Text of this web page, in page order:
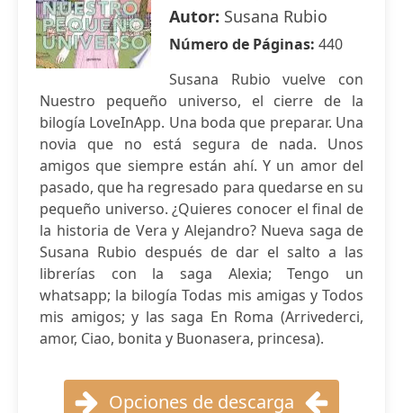
Autor: Susana Rubio
Número de Páginas: 440
Susana Rubio vuelve con
Nuestro pequeño universo, el cierre de la
bilogía LoveInApp. Una boda que preparar. Una
novia que no está segura de nada. Unos
amigos que siempre están ahí. Y un amor del
pasado, que ha regresado para quedarse en su
pequeño universo. ¿Quieres conocer el final de
la historia de Vera y Alejandro? Nueva saga de
Susana Rubio después de dar el salto a las
librerías con la saga Alexia; Tengo un
whatsapp; la bilogía Todas mis amigas y Todos
mis amigos; y las saga En Roma (Arrivederci,
amor, Ciao, bonita y Buonasera, princesa).
Opciones de descarga